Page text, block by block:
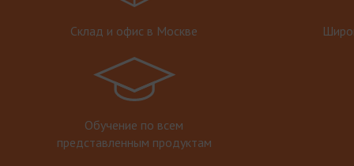
Склад и офис в Москве
Обучение по всем
представленным продуктам